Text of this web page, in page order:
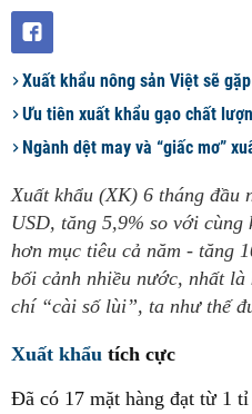
Xuất khẩu nông sản Việt sẽ
Ưu tiên xuất khẩu gạo chất
Ngành dệt may và “giấc mơ”
Xuất khẩu (XK) 6 tháng đầu
USD, tăng 5,9% so với
hơn mục tiêu cả năm - tăng
bối cảnh nhiều nước, nhất là
chí “cài số lùi”, ta như thế
Xuất khẩu tích cực
Đã có 17 mặt hàng đạt từ 1